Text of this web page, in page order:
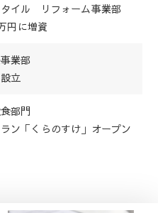
イル リフォーム事業部
円に増資
業部
立
部門
ン「くらのすけ」オープン